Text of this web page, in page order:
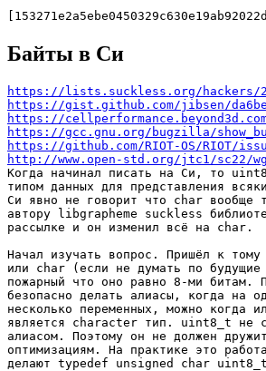
Байты в Си
https://lists.suckless.org/hackers/
https://gist.github.com/jibsen/
https://
https://gcc.gnu.org/bugzilla/
https://github.com/RIOT-OS/RIOT/
http://www.open-std.org/jtc1/sc22/
Когда начинал писать на Си, то
типом данных для представления
Си явно не говорит что char вообще
автору libgrapheme suckless
рассылке и он изменил всё на char.
Начал изучать вопрос. Пришёл к
или char (если не думать по
пожарный что оно равно 8-ми
безопасно делать алиасы, когда на
несколько переменных, можно когда
является character тип. uint8_t не
алиасом. Поэтому он не должен
оптимизациям. На практике это
делают typedef unsigned char